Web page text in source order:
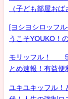
（子ども部屋お
[ヨシヨシロッフ
うこそYOUKO！
モリッフル！ 50
とめ速報！有益
ユキユキッフル！